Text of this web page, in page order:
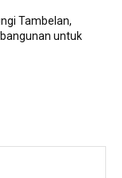
Tambelan,
untuk